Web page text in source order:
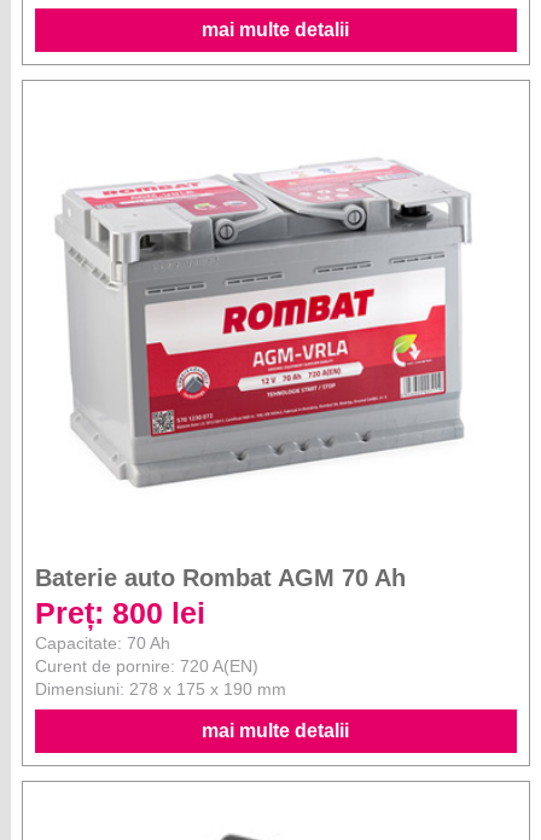
mai multe detalii
Baterie auto Rombat AGM 70 Ah
Preț: 800 lei
Capacitate: 70 Ah
Curent de pornire: 720 A(EN)
Dimensiuni: 278 x 175 x 190 mm
mai multe detalii